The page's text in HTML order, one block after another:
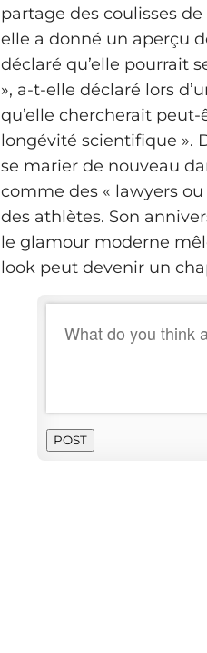
partage des coulisses
elle a donné un aperçu
déclaré qu’elle pourrait
», a-t-elle déclaré lors
qu’elle chercherait
longévité scientifique ».
se marier de nouveau
comme des « lawyers
des athlètes. Son
le glamour moderne
look peut devenir un
POST